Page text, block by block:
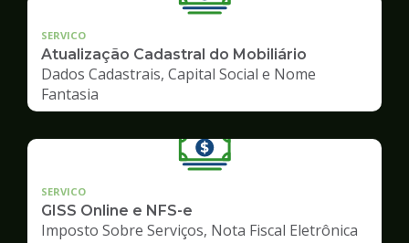
SERVICO
Atualização Cadastral do Mobiliário
Dados Cadastrais, Capital Social e Nome
Fantasia
SERVICO
GISS Online e NFS-e
Imposto Sobre Serviços, Nota Fiscal Eletrônica